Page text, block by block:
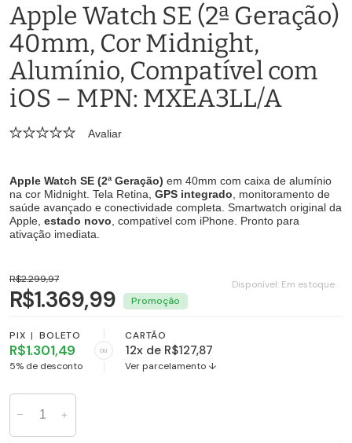
Apple Watch SE (2ª Geração)
40mm, Cor Midnight,
Alumínio, Compatível com
iOS – MPN: MXEA3LL/A
Avaliar
Apple Watch SE (2ª Geração) em 40mm com caixa de alumínio
na cor Midnight. Tela Retina, GPS integrado , monitoramento de
saúde avançado e conectividade completa. Smartwatch original da
Apple, estado novo , compatível com iPhone. Pronto para
ativação imediata.
Disponível: Em estoque
R$2.299,97
R$1.369,99
PIX | BOLETO
R$1.301,49
5% de desconto
ou
CARTÃO
12x de R$127,87
Ver parcelamento ↓